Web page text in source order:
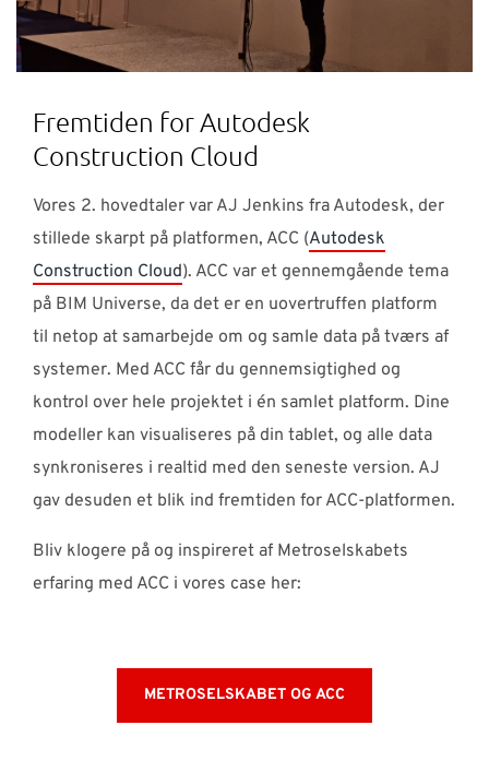
Fremtiden for Autodesk
Construction Cloud
Vores 2. hovedtaler var AJ Jenkins fra Autodesk, der
stillede skarpt på platformen, ACC (Autodesk
Construction Cloud). ACC var et gennemgående tema
på BIM Universe, da det er en uovertruffen platform
til netop at samarbejde om og samle data på tværs af
systemer. Med ACC får du gennemsigtighed og
kontrol over hele projektet i én samlet platform. Dine
modeller kan visualiseres på din tablet, og alle data
synkroniseres i realtid med den seneste version. AJ
gav desuden et blik ind fremtiden for ACC-platformen.
Bliv klogere på og inspireret af Metroselskabets
erfaring med ACC i vores case her:
METROSELSKABET OG ACC